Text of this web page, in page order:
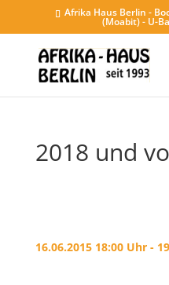
Afrika Haus Berlin -
(Moabit) - U-
2018 und
16.06.2015 18:00 Uhr -